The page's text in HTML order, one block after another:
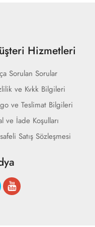
Hizmetleri
Sorulan Sorular
ve Kvkk Bilgileri
ve Teslimat Bilgileri
ve İade Koşulları
Satış Sözleşmesi